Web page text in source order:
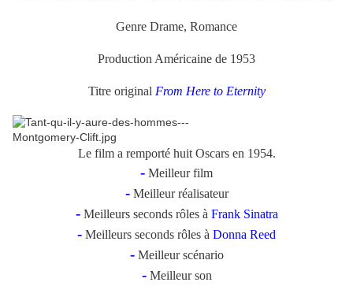
Genre Drame, Romance
Production Américaine de 1953
Titre original From Here to Eternity
Le film a remporté huit Oscars en 1954.
- Meilleur film
- Meilleur réalisateur
- Meilleurs seconds rôles à Frank Sinatra
- Meilleurs seconds rôles à Donna Reed
- Meilleur scénario
- Meilleur son